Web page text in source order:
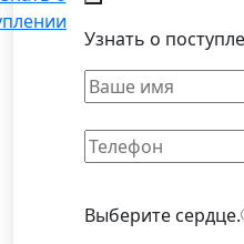
Узнать о
Выберите сердце.